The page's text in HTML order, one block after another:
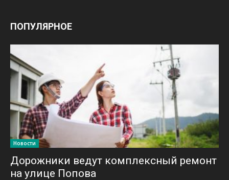
ПОПУЛЯРНОЕ
Новости
Дорожники ведут комплексный ремонт
на улице Попова